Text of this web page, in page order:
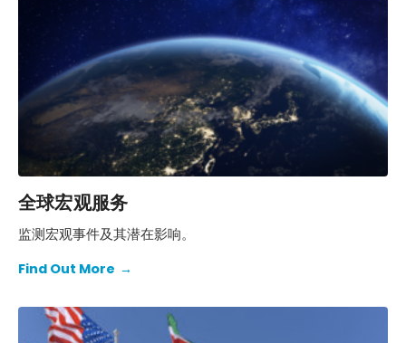
全球宏观服务
监测宏观事件及其潜在影响。
Find Out More →